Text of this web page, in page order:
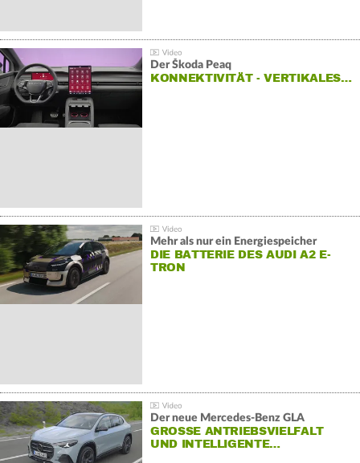
Der Škoda Peaq
KONNEKTIVITÄT - VERTIKALES…
Mehr als nur ein Energiespeicher
DIE BATTERIE DES AUDI A2 E-
TRON
Der neue Mercedes-Benz GLA
GROSSE ANTRIEBSVIELFALT U
ND INTELLIGENTE…